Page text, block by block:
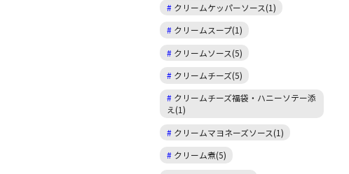
クリームケッパーソース(1)
クリームスープ(1)
クリームソース(5)
クリームチーズ(5)
クリームチーズ福袋・ハニーソテー添
え(1)
クリームマヨネーズソース(1)
クリーム煮(5)